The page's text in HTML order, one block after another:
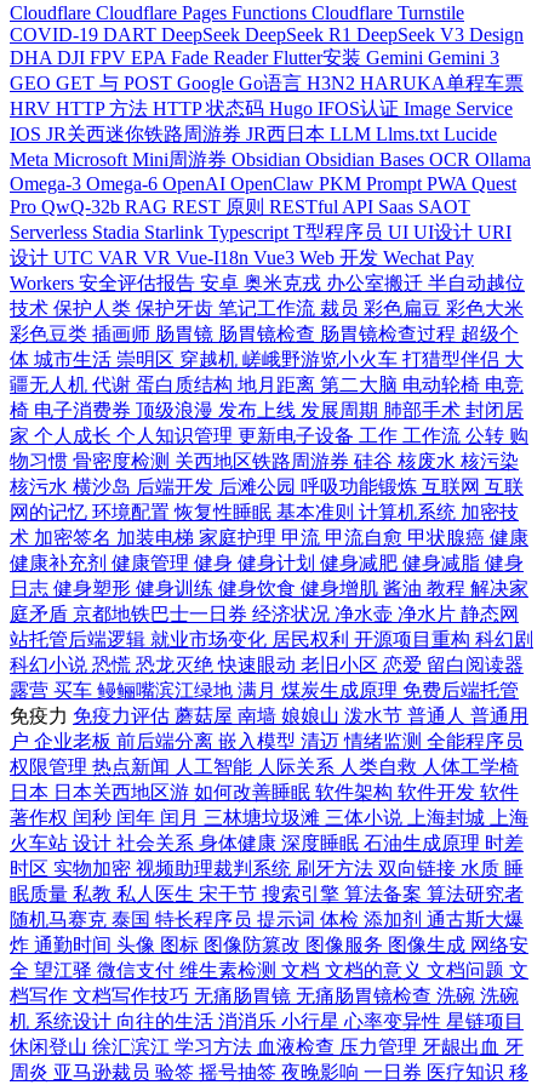
Cloudflare Cloudflare Pages Functions Cloudflare Turnstile
COVID-19 DART DeepSeek DeepSeek R1 DeepSeek V3 Design
DHA DJI FPV EPA Fade ReaderFlutter安装 Gemini Gemini 3
GEO GET 与 POST Google Go语言 H3N2 HARUKA单程车票
HRV HTTP 方法 HTTP 状态码 Hugo IFOS认证 Image Service
IOS JR关西迷你铁路周游券 JR西日本 LLM Llms.txt Lucide
Meta Microsoft Mini周游券 Obsidian Obsidian Bases OCR Ollama
Omega-3 Omega-6 OpenAI OpenClaw PKM Prompt PWA Quest
Pro QwQ-32b RAG REST 原则 RESTful API Saas SAOT
Serverless Stadia Starlink Typescript T型程序员 UI UI设计 URI
设计 UTC VAR VR Vue-I18n Vue3 Web 开发 Wechat Pay
Workers 安全评估报告 安卓 奥米克戎 办公室搬迁 半自动越位
技术 保护人类 保护牙齿 笔记工作流 裁员 彩色扁豆 彩色大米
彩色豆类 插画师 肠胃镜 肠胃镜检查 肠胃镜检查过程 超级个
体 城市生活 崇明区 穿越机 嵯峨野游览小火车 打猎型伴侣 大
疆无人机 代谢 蛋白质结构 地月距离 第二大脑 电动轮椅 电竞
椅 电子消费券 顶级浪漫 发布上线 发展周期 肺部手术 封闭居
家 个人成长 个人知识管理 更新电子设备 工作 工作流 公转 购
物习惯 骨密度检测 关西地区铁路周游券 硅谷 核废水 核污染
核污水 横沙岛 后端开发 后滩公园 呼吸功能锻炼 互联网 互联
网的记忆 环境配置恢复性睡眠 基本准则 计算机系统 加密技
术 加密签名 加装电梯 家庭护理 甲流 甲流自愈 甲状腺癌 健康
健康补充剂 健康管理 健身 健身计划 健身减肥 健身减脂 健身
日志 健身塑形 健身训练 健身饮食 健身增肌 酱油 教程 解决家
庭矛盾 京都地铁巴士一日券 经济状况 净水壶 净水片 静态网
站托管后端逻辑 就业市场变化 居民权利 开源项目重构 科幻剧
科幻小说 恐慌 恐龙灭绝快速眼动 老旧小区 恋爱 留白阅读器
露营 买车 鳗鲡嘴滨江绿地 满月 煤炭生成原理 免费后端托管
免疫力 免疫力评估 蘑菇屋 南墙 娘娘山 泼水节 普通人 普通用
户 企业老板 前后端分离 嵌入模型 清迈情绪监测 全能程序员
权限管理 热点新闻 人工智能 人际关系 人类自救 人体工学椅
日本 日本关西地区游 如何改善睡眠 软件架构 软件开发 软件
著作权 闰秒 闰年 闰月 三林塘垃圾滩 三体小说 上海封城
上海
火车站 设计 社会关系 身体健康 深度睡眠 石油生成原理 时差
时区 实物加密 视频助理裁判系统 刷牙方法 双向链接 水质 睡
眠质量 私教 私人医生 宋干节 搜索引擎 算法备案 算法研究者
随机马赛克 泰国 特长程序员 提示词 体检 添加剂 通古斯大爆
炸 通勤时间 头像 图标 图像防篡改 图像服务 图像生成 网络安
全 望江驿 微信支付 维生素检测 文档 文档的意义 文档问题 文
档写作 文档写作技巧 无痛肠胃镜 无痛肠胃镜检查 洗碗 洗碗
机 系统设计 向往的生活 消消乐 小行星 心率变异性 星链项目
休闲登山 徐汇滨江 学习方法 血液检查 压力管理 牙龈出血 牙
周炎 亚马逊裁员 验签 摇号抽签 夜晚影响 一日券 医疗知识 移